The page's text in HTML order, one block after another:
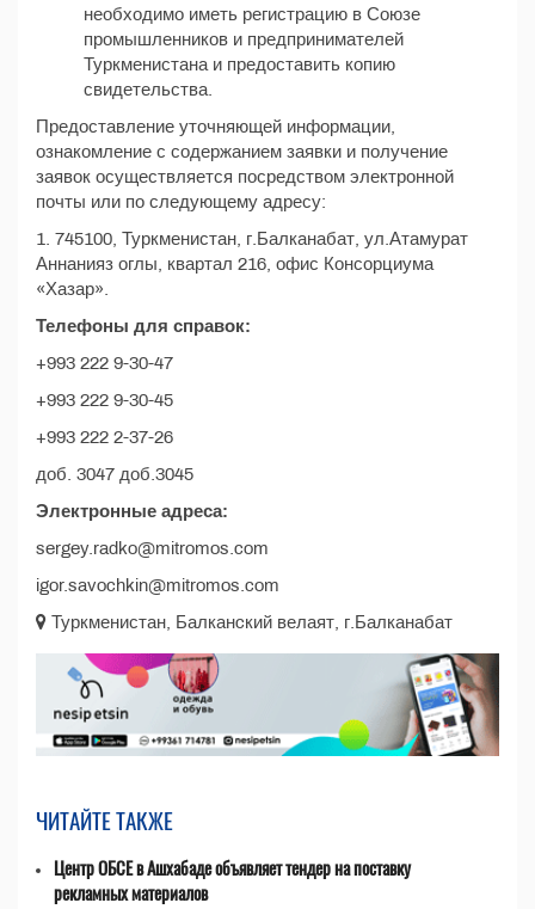
необходимо иметь регистрацию в Союзе
промышленников и предпринимателей
Туркменистана и предоставить копию
свидетельства.
Предоставление уточняющей информации,
ознакомление с содержанием заявки и получение
заявок осуществляется посредством электронной
почты или по следующему адресу:
1. 745100, Туркменистан, г.Балканабат, ул.Атамурат
Аннанияз оглы, квартал 216, офис Консорциума
«Хазар».
Телефоны для справок:
+993 222 9-30-47
+993 222 9-30-45
+993 222 2-37-26
доб. 3047 доб.3045
Электронные адреса:
sergey.radko@mitromos.com
igor.savochkin@mitromos.com
Туркменистан, Балканcкий велаят, г.Балканабат
ЧИТАЙТЕ ТАКЖЕ
Центр ОБСЕ в Ашхабаде объявляет тендер на поставку
рекламных материалов